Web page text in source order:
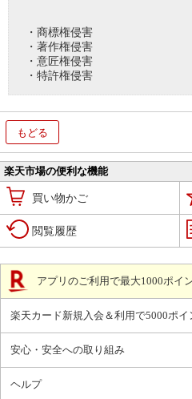
・商標権侵害
・著作権侵害
・意匠権侵害
・特許権侵害
もどる
楽天市場の便利な機能
買い物かご
閲覧履歴
アプリのご利用で最大1000ポイ
楽天カード新規入会＆利用で5000ポイ
安心・安全への取り組み
ヘルプ